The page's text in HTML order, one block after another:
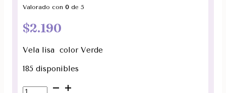
Valorado con0 de 5
$2.190
Vela lisa color Verde
185 disponibles
Pack